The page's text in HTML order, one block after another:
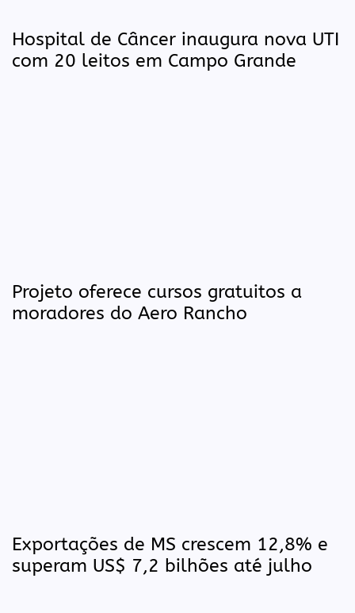
Hospital de Câncer inaugura nova UTI
com 20 leitos em Campo Grande
Projeto oferece cursos gratuitos a
moradores do Aero Rancho
Exportações de MS crescem 12,8% e
superam US$ 7,2 bilhões até julho